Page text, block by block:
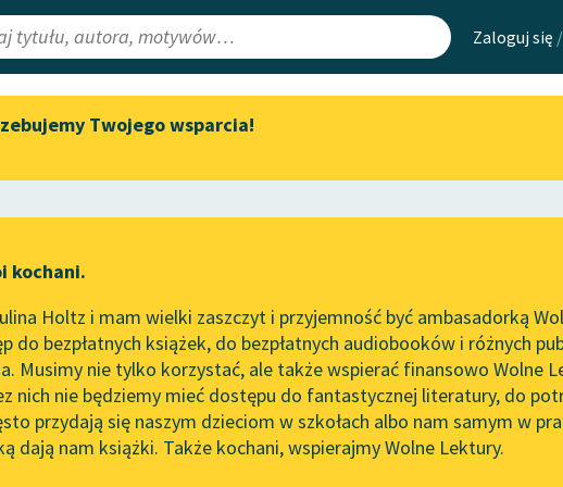
Zaloguj się /
Lektury
redakcyjne
Aktualności
„Prokurator Alicja Horn” do
literatury skandynawskiej
Spotkanie z Katarzyną Tunkiel
w Oslo
102. lata temu zmarł Joseph
Conrad
Mapa Wolnych Lektur
Leśmianator
API
OAI-PMH
Widget Wolnych Lektur
Twojego wsparcia!
kochani.
Holtz i mam wielki zaszczyt i przyjemność być ambasadorką
do bezpłatnych książek, do bezpłatnych audiobooków i różnych
Musimy nie tylko korzystać, ale także wspierać finansowo Wolne
nich nie będziemy mieć dostępu do fantastycznej literatury, do
przydają się naszym dzieciom w szkołach albo nam samym w
dają nam książki. Także kochani, wspierajmy Wolne Lektury.
Pieśń ✖ Romantyzm✖